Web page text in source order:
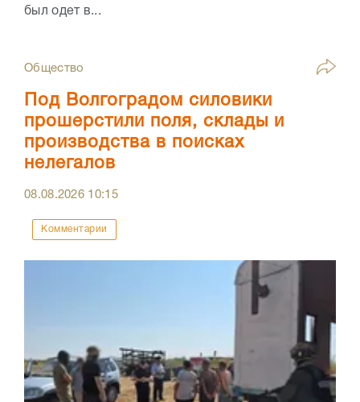
был одет в...
Общество
Под Волгоградом силовики
прошерстили поля, склады и
производства в поисках
нелегалов
08.08.2026 10:15
Комментарии